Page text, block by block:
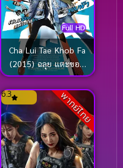
Full HD
Cha Lui Tae Khob Fa
(2015) ฉลุย แตะขอบ
ฟ้า
พากย์ไทย
6.3